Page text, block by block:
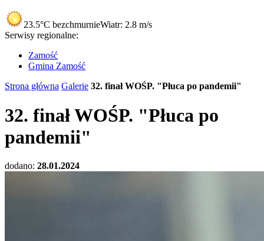
23.5°C bezchmurnieWiatr: 2.8 m/s
Serwisy regionalne:
Zamość
Gmina Zamość
Strona główna Galerie 32. finał WOŚP. "Płuca po pandemii"
32. finał WOŚP. "Płuca po
pandemii"
dodano: 28.01.2024